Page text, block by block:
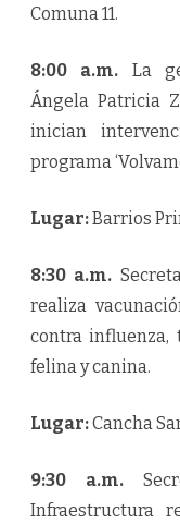
Comuna 11.
8:00 a.m. La
Ángela Patricia
inician
programa
Lugar:Barrios
8:30 a.m.
realiza
contra influenza,
felina y canina.
Lugar:Cancha
9:30 a.m.
Infraestructura